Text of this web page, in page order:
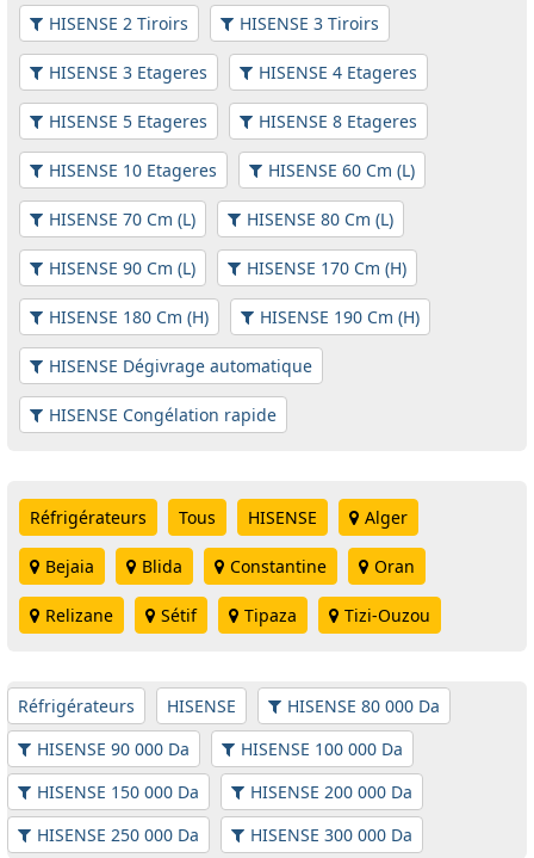
HISENSE 2 Tiroirs HISENSE 3 Tiroirs
HISENSE 3 Etageres HISENSE 4 Etageres
HISENSE 5 Etageres HISENSE 8 Etageres
HISENSE 10 Etageres HISENSE 60 Cm (L)
HISENSE 70 Cm (L) HISENSE 80 Cm (L)
HISENSE 90 Cm (L) HISENSE 170 Cm (H)
HISENSE 180 Cm (H) HISENSE 190 Cm (H)
HISENSE Dégivrage automatique
HISENSE Congélation rapide
Réfrigérateurs Tous HISENSE Alger
Bejaia Blida Constantine Oran
Relizane Sétif Tipaza Tizi-Ouzou
Réfrigérateurs HISENSE
HISENSE 80 000 Da
HISENSE 90 000 Da
HISENSE 100 000 Da
HISENSE 150 000 Da
HISENSE 200 000 Da
HISENSE 250 000 Da
HISENSE 300 000 Da